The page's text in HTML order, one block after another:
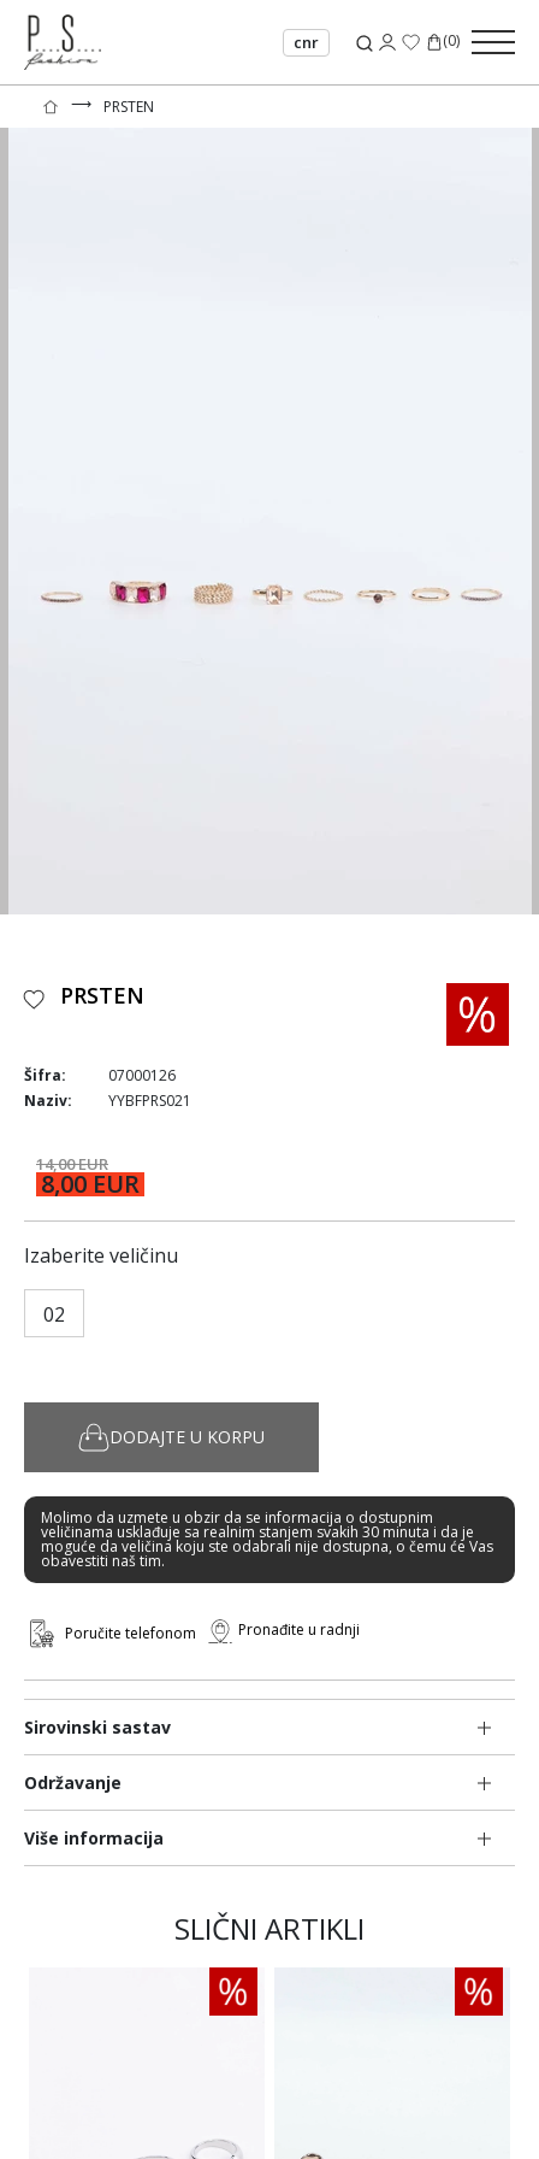
cnr (0)
⟶ PRSTEN
Sirovinski sastav
Održavanje
Više informacija
PRSTEN
Šifra:
07000126
Naziv:
YYBFPRS021
14,00 EUR
8,00 EUR
Izaberite veličinu
02
DODAJTE U KORPU
Molimo da uzmete u obzir da se informacija o dostupnim
veličinama usklađuje sa realnim stanjem svakih 30 minuta i da je
moguće da veličina koju ste odabrali nije dostupna, o čemu će Vas
obavestiti naš tim.
Poručite telefonom Pronađite u radnji
SLIČNI ARTIKLI